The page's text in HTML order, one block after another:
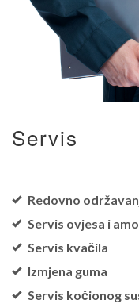
Servis
Redovno
Servis ovjesa i
Servis kvačila
Izmjena guma
Servis kočionog